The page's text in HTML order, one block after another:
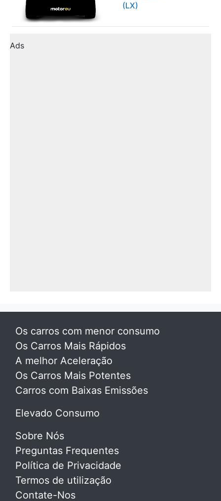
(LX)
Ads
Os carros com menor consumo
Os Carros Mais Rápidos
A melhor Aceleração
Os Carros Mais Potentes
Carros com Baixas Emissões
Elevado Consumo
Sobre Nós
Preguntas Frequentes
Política de Privacidade
Termos de utilização
Contate-Nos